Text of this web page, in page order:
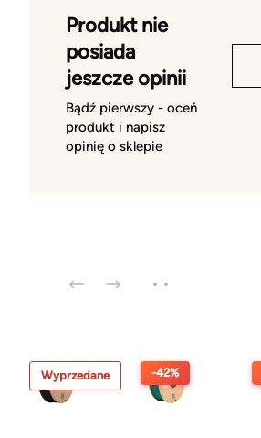
Produkt nie
posiada
jeszcze opinii
Bądź pierwszy - oceń
produkt i napisz
opinię o sklepie
Wyprzedane -42%